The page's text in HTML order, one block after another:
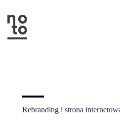
treści
Rebranding i strona